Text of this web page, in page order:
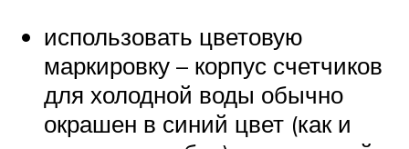
использовать цветовую
маркировку – корпус счетчиков
для холодной воды обычно
окрашен в синий цвет (как и